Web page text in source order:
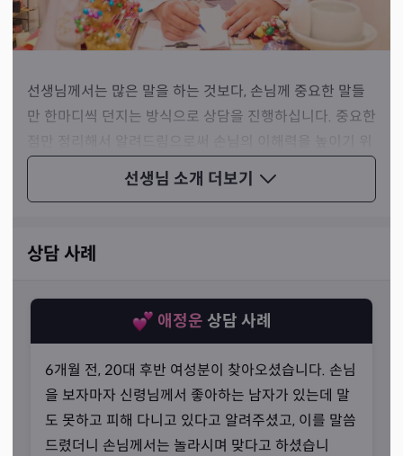
선생님 소개 더보기
선생님께서는 많은 말을 하는 것보다, 손님께 중요한 말들
만 한마디씩 던지는 방식으로 상담을 진행하십니다. 중요한
함이라고 설명하셨죠.
상담 사례
애정운 상담 사례
6개월 전, 20대 후반 여성분이 찾아오셨습니다. 손님
을 보자마자 신령님께서 좋아하는 남자가 있는데 말
도 못하고 피해 다니고 있다고 알려주셨고, 이를 말씀
드렸더니 손님께서는 놀라시며 맞다고 하셨습니